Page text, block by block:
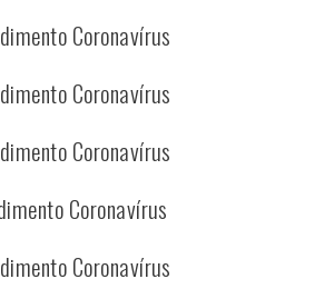
Coronavírus
Coronavírus
Coronavírus
Coronavírus
Coronavírus